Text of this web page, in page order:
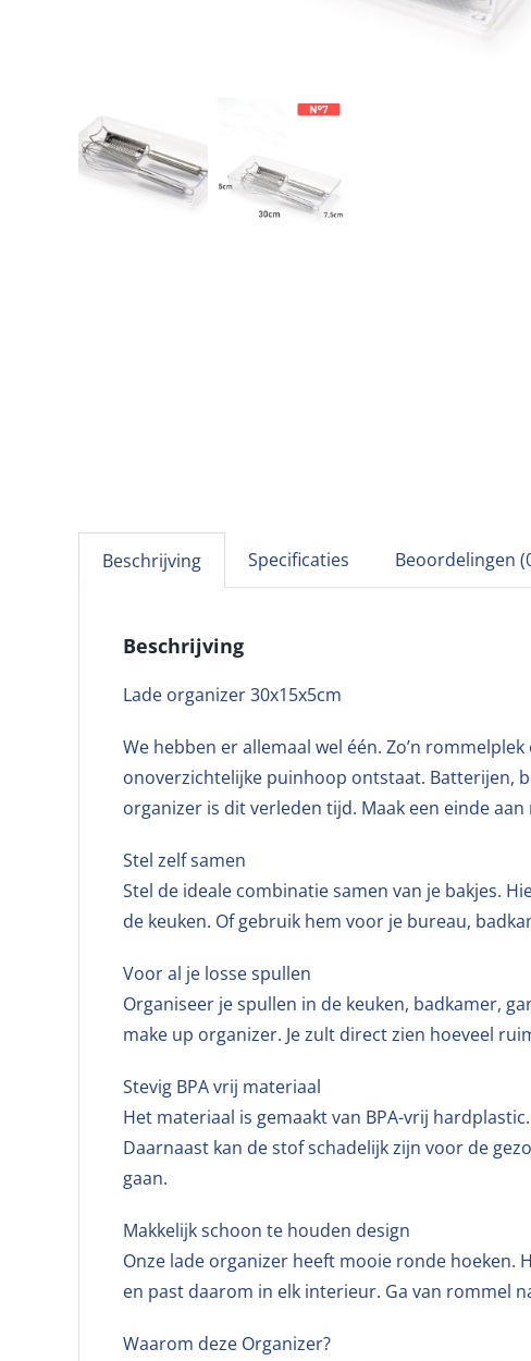
Beschrijving Specificaties Beoordelingen
Beschrijving
Lade organizer 30x15x5cm
We hebben er allemaal wel één. Zo’n
onoverzichtelijke puinhoop ontstaat. Batterijen,
organizer is dit verleden tijd. Maak een einde
Stel zelf samen
Stel de ideale combinatie samen van je bakjes.
de keuken. Of gebruik hem voor je bureau,
Voor al je losse spullen
Organiseer je spullen in de keuken, badkamer,
make up organizer. Je zult direct zien hoeveel
Stevig BPA vrij materiaal
Het materiaal is gemaakt van BPA-vrij
Daarnaast kan de stof schadelijk zijn voor de
gaan.
Makkelijk schoon te houden design
Onze lade organizer heeft mooie ronde hoeken.
en past daarom in elk interieur. Ga van rommel
Waarom deze Organizer?